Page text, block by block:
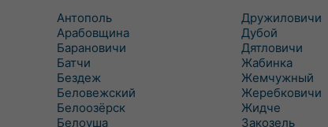
Антополь
Арабовщина
Барановичи
Батчи
Бездеж
Беловежский
Белоозёрск
Белоуша
Дружиловичи
Дубой
Дятловичи
Жабинка
Жемчужный
Жеребковичи
Жидче
Закозель